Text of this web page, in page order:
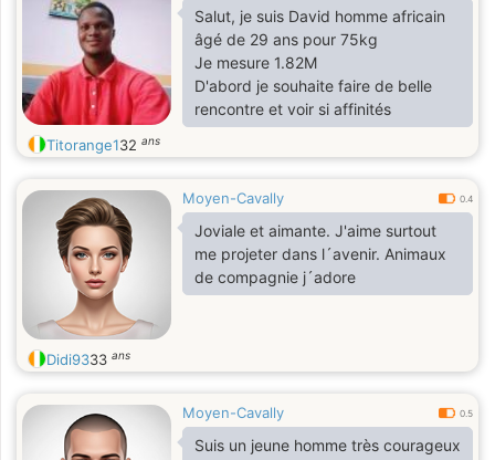
Salut, je suis David homme africain
âgé de 29 ans pour 75kg
Je mesure 1.82M
D'abord je souhaite faire de belle
rencontre et voir si affinités
Titorange132 ans
Moyen-Cavally 0.4
Joviale et aimante. J'aime surtout
me projeter dans l´avenir. Animaux
de compagnie j´adore
Didi9333 ans
Moyen-Cavally 0.5
Suis un jeune homme très courageux